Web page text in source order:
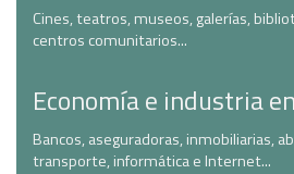
Cines, teatros, museos, galerías,
centros comunitarios...
Economía e industria
Bancos, aseguradoras, inmobiliarias,
transporte, informática e Internet...